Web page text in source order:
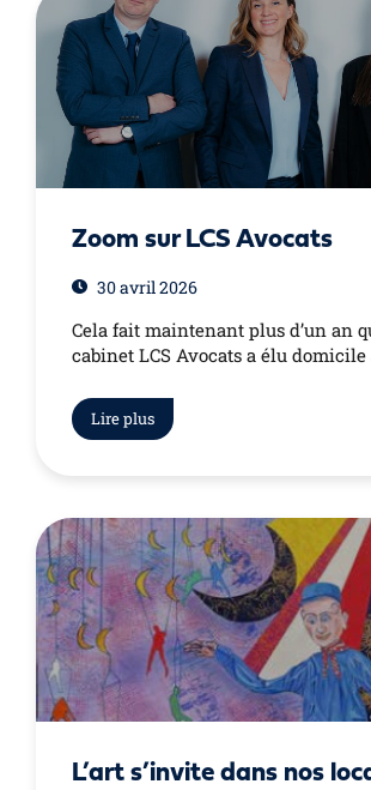
Zoom sur LCS Avocats
30 avril 2026
Cela fait maintenant plus d’un an
cabinet LCS Avocats a élu domicile
Lire plus
L’art s’invite dans nos